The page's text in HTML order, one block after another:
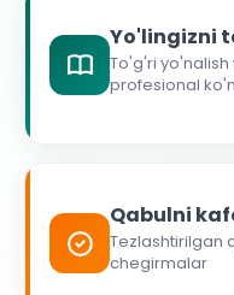
Yo'lingizni
To'g'ri
profesional
Qabulni
Tezlashtirilgan
chegirmalar